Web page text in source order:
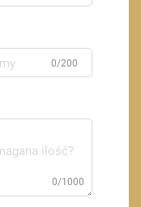
0/200
0/1000